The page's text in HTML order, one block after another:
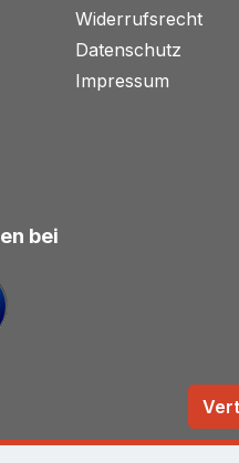
Widerrufsrecht
Datenschutz
Impressum
bei